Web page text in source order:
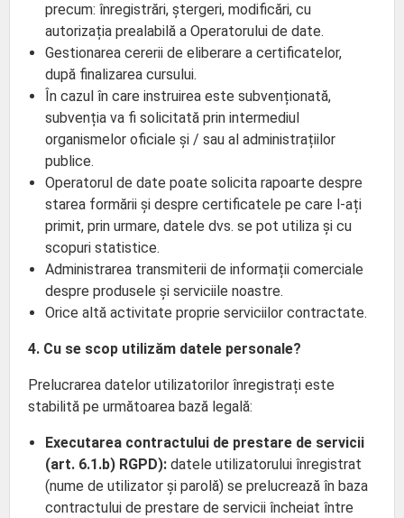
precum: înregistrări, ștergeri, modificări, cu
autorizația prealabilă a Operatorului de date.
Gestionarea cererii de eliberare a certificatelor,
după finalizarea cursului.
În cazul în care instruirea este subvenționată,
subvenția va fi solicitată prin intermediul
organismelor oficiale și / sau al administrațiilor
publice.
Operatorul de date poate solicita rapoarte despre
starea formării și despre certificatele pe care l-ați
primit, prin urmare, datele dvs. se pot utiliza și cu
scopuri statistice.
Administrarea transmiterii de informații comerciale
despre produsele și serviciile noastre.
Orice altă activitate proprie serviciilor contractate.
4. Cu se scop utilizăm datele personale?
Prelucrarea datelor utilizatorilor înregistrați este
stabilită pe următoarea bază legală:
Executarea contractului de prestare de servicii
(art. 6.1.b) RGPD): datele utilizatorului înregistrat
(nume de utilizator și parolă) se prelucrează în baza
contractului de prestare de servicii încheiat între